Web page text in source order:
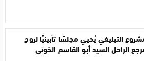
التبليغي يُحيي مجلسًا تأبينيًّا لروح
الراحل السيد أبو القاسم الخوئي